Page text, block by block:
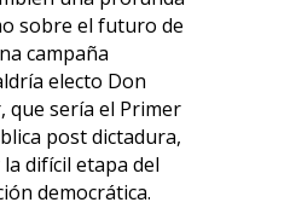
sobre el futuro de
campaña
electo Don
que sería el Primer
post dictadura,
difícil etapa del
democrática.